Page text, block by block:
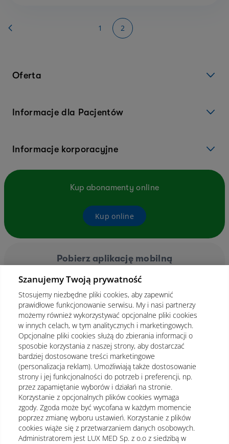
Strona Strona
1 You're currently reading page
2
Oferta
Informacje dla Pacjentów
Informacje korporacyjne
Kup abonamenty online
Kup online
Pobierz aplikację mobilną
Szanujemy Twoją prywatność
Stosujemy niezbędne pliki cookies, aby zapewnić
prawidłowe funkcjonowanie serwisu. My i nasi partnerzy
możemy również wykorzystywać opcjonalne pliki cookies
w innych celach, w tym analitycznych i marketingowych.
Opcjonalne pliki cookies służą do zbierania informacji o
sposobie korzystania z naszej strony, aby dostarczać
bardziej dostosowane treści marketingowe
(personalizacja reklam). Umożliwiają także dostosowanie
strony i jej funkcjonalności do potrzeb i preferencji, np.
przez zapamiętanie wyborów i działań na stronie.
Korzystanie z opcjonalnych plików cookies wymaga
zgody. Zgoda może być wycofana w każdym momencie
poprzez zmianę wyboru ustawień. Korzystanie z plików
cookies wiąże się z przetwarzaniem danych osobowych.
Administratorem jest LUX MED Sp. z o.o z siedzibą w